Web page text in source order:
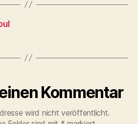
Kommentar
wird nicht veröffentlicht.